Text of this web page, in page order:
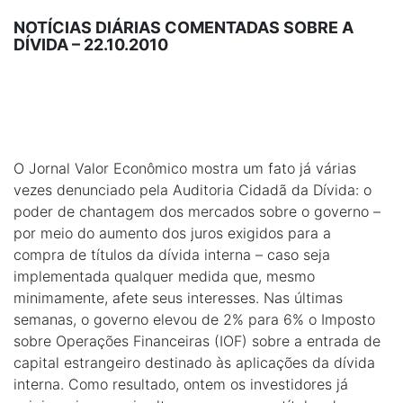
NOTÍCIAS DIÁRIAS COMENTADAS SOBRE A
DÍVIDA – 22.10.2010
O Jornal Valor Econômico mostra um fato já várias
vezes denunciado pela Auditoria Cidadã da Dívida: o
poder de chantagem dos mercados sobre o governo –
por meio do aumento dos juros exigidos para a
compra de títulos da dívida interna – caso seja
implementada qualquer medida que, mesmo
minimamente, afete seus interesses. Nas últimas
semanas, o governo elevou de 2% para 6% o Imposto
sobre Operações Financeiras (IOF) sobre a entrada de
capital estrangeiro destinado às aplicações da dívida
interna. Como resultado, ontem os investidores já